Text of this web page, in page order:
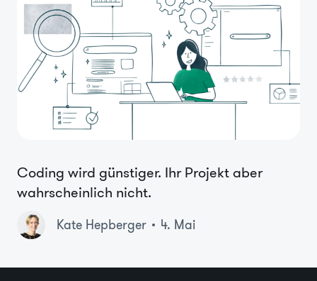
Coding wird günstiger. Ihr Projekt aber
wahrscheinlich nicht.
Kate Hepberger 4. Mai